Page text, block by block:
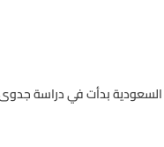
بدأت في دراسة جدوى